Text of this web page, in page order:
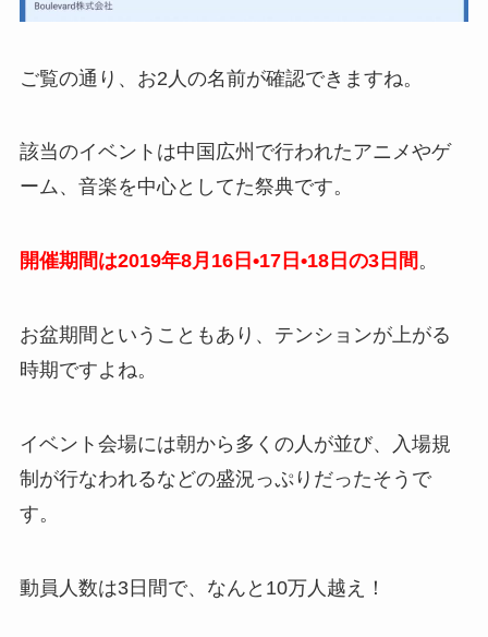
ご覧の通り、お2人の名前が確認できますね。
該当のイベントは中国広州で行われたアニメやゲ
ーム、音楽を中心としてた祭典です。
開催期間は2019年8月16日•17日•18日の3日間。
お盆期間ということもあり、テンションが上がる
時期ですよね。
イベント会場には朝から多くの人が並び、入場規
制が行なわれるなどの盛況っぷりだったそうで
す。
動員人数は3日間で、なんと10万人越え！